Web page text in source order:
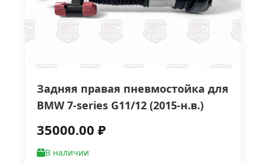
Задняя правая пневмостойка для
BMW 7-series G11/12 (2015-н.в.)
35000.00 ₽
В наличии